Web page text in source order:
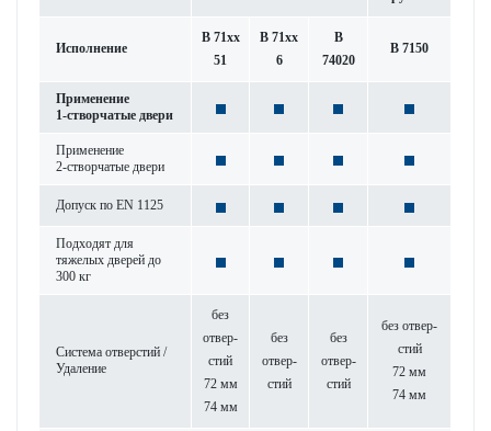
Исполнение
B 71xx
51
B 71xx
6
B
74020
B 7150
Применение
1-створ­чатые двери
Применение
2-створ­чатые двери
Допуск по EN 1125
Подходят для
тяжелых дверей до
300 кг
Сис­тема отве­р­стий /
Уда­л­ение
без
отве­р­
стий
72 мм
74 мм
без
отве­р­
стий
без
отве­р­
стий
без отве­р­
стий
72 мм
74 мм